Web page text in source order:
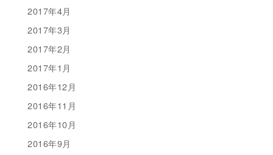
2017年4月
2017年3月
2017年2月
2017年1月
2016年12月
2016年11月
2016年10月
2016年9月